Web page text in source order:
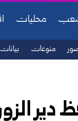
محليات
منوعات